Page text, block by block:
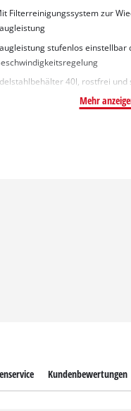
Filterreinigungssystem zur
stufenlos einstellbar
40l, rostfrei und
Mehr
Kundenbewertungen